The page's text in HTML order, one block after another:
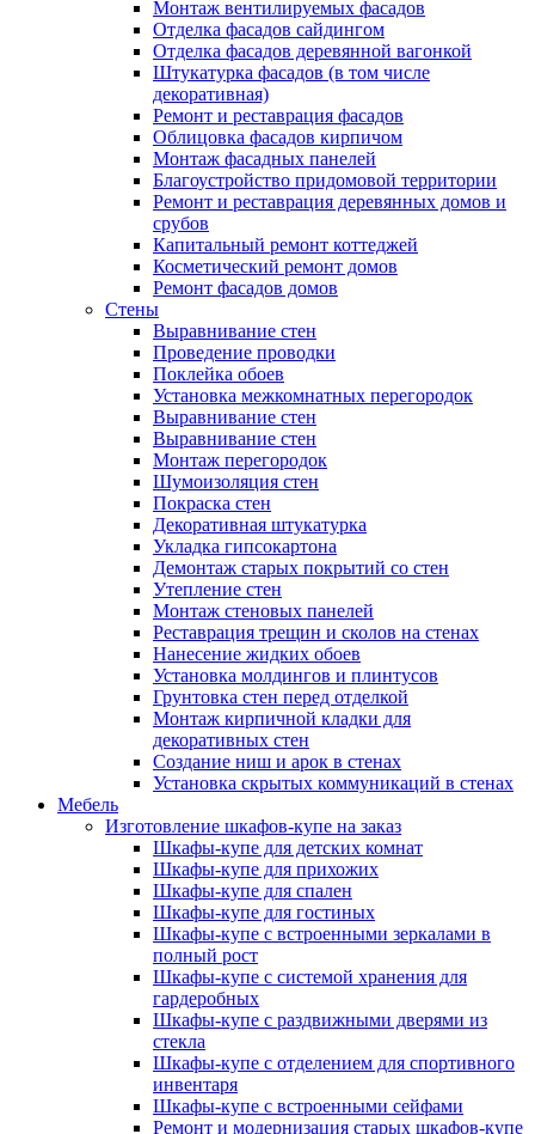
Монтаж вентилируемых фасадов
Отделка фасадов сайдингом
Отделка фасадов деревянной вагонкой
Штукатурка фасадов (в том числе
декоративная)
Ремонт и реставрация фасадов
Облицовка фасадов кирпичом
Монтаж фасадных панелей
Благоустройство придомовой территории
Ремонт и реставрация деревянных домов и
срубов
Капитальный ремонт коттеджей
Косметический ремонт домов
Ремонт фасадов домов
Стены
Выравнивание стен
Проведение проводки
Поклейка обоев
Установка межкомнатных перегородок
Выравнивание стен
Выравнивание стен
Монтаж перегородок
Шумоизоляция стен
Покраска стен
Декоративная штукатурка
Укладка гипсокартона
Демонтаж старых покрытий со стен
Утепление стен
Монтаж стеновых панелей
Реставрация трещин и сколов на стенах
Нанесение жидких обоев
Установка молдингов и плинтусов
Грунтовка стен перед отделкой
Монтаж кирпичной кладки для
декоративных стен
Создание ниш и арок в стенах
Установка скрытых коммуникаций в стенах
Мебель
Изготовление шкафов-купе на заказ
Шкафы-купе для детских комнат
Шкафы-купе для прихожих
Шкафы-купе для спален
Шкафы-купе для гостиных
Шкафы-купе с встроенными зеркалами в
полный рост
Шкафы-купе с системой хранения для
гардеробных
Шкафы-купе с раздвижными дверями из
стекла
Шкафы-купе с отделением для спортивного
инвентаря
Шкафы-купе с встроенными сейфами
Ремонт и модернизация старых шкафов-купе